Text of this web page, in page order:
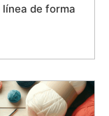
de forma